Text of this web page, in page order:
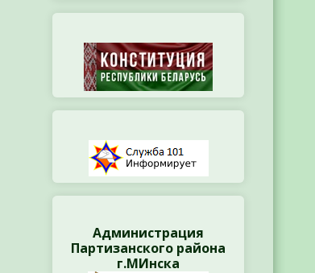
Администрация
Партизанского района
г.МИнска